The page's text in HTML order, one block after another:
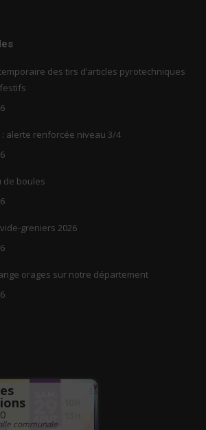
des tirs d’articles pyrotechniques
: alerte renforcée niveau 3/4
de boules
greniers 2026
orages sur notre département
communale